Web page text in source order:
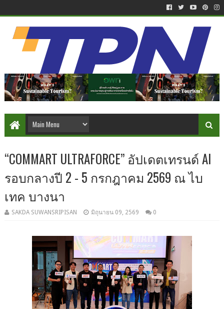
“COMMART ULTRAFORCE” อัปเดตเทรนด์ AI
รอบกลางปี 2 - 5 กรกฎาคม 2569 ณ ไบ
เทค บางนา
SAKDA SUWANSRIPISAN มิถุนายน 09, 2569 0